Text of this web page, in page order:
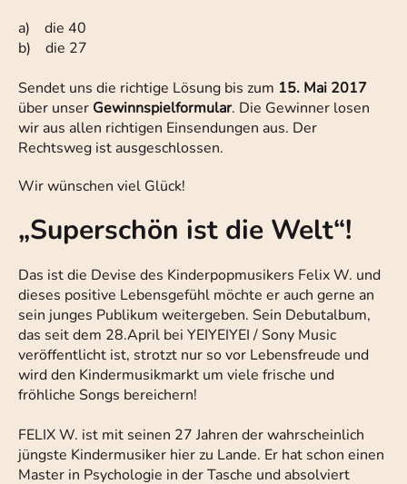
a) die 40
b) die 27
Sendet uns die richtige Lösung bis zum 15. Mai 2017
über unser Gewinnspielformular. Die Gewinner losen
wir aus allen richtigen Einsendungen aus. Der
Rechtsweg ist ausgeschlossen.
Wir wünschen viel Glück!
„Superschön ist die Welt“!
Das ist die Devise des Kinderpopmusikers Felix W. und
dieses positive Lebensgefühl möchte er auch gerne an
sein junges Publikum weitergeben. Sein Debutalbum,
das seit dem 28.April bei YEIYEIYEI / Sony Music
veröffentlicht ist, strotzt nur so vor Lebensfreude und
wird den Kindermusikmarkt um viele frische und
fröhliche Songs bereichern!
FELIX W. ist mit seinen 27 Jahren der wahrscheinlich
jüngste Kindermusiker hier zu Lande. Er hat schon einen
Master in Psychologie in der Tasche und absolviert